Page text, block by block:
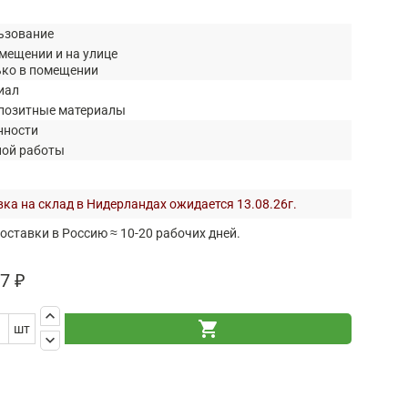
и на улице
в помещении
материалы
работы
на склад в Нидерландах ожидается 13.08.26г.
в Россию ≈ 10-20 рабочих дней.
₽
шт
keyboard_arrow_up
keyboard_arrow_down
shopping_cart